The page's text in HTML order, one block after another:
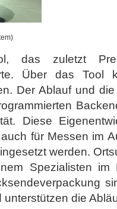
das zuletzt
Über das Tool
Der Ablauf und
Diese
für Messen im
werden.
Spezialisten im
die